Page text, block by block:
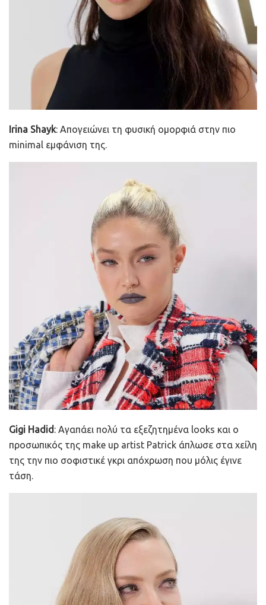
Irina Shayk: Απογειώνει τη φυσική ομορφιά στην πιο
minimal εμφάνιση της.
Gigi Hadid : Αγαπάει πολύ τα εξεζητημένα looks και ο
προσωπικός της make up artist Patrick άπλωσε στα χείλη
της την πιο σοφιστικέ γκρι απόχρωση που μόλις έγινε
τάση.